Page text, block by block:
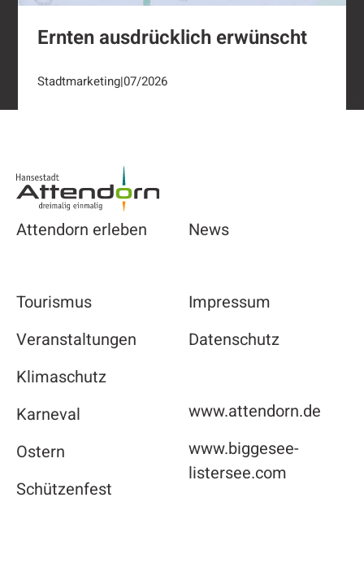
Ernten ausdrücklich erwünscht
Stadtmarketing|07/2026
Attendorn erleben
Tourismus
Veranstaltungen
Klimaschutz
Karneval
Ostern
Schützenfest
News
Impressum
Datenschutz
www.attendorn.de
www.biggesee-
listersee.com